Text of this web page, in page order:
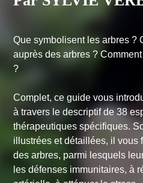
Que symbolisent les arbres ?
auprès des arbres ?
?
Complet, ce guide vous
à travers le descriptif de 38
thérapeutiques spécifiques.
illustrées et détaillées, il vous
des arbres, parmi lesquels
les défenses immunitaires, à